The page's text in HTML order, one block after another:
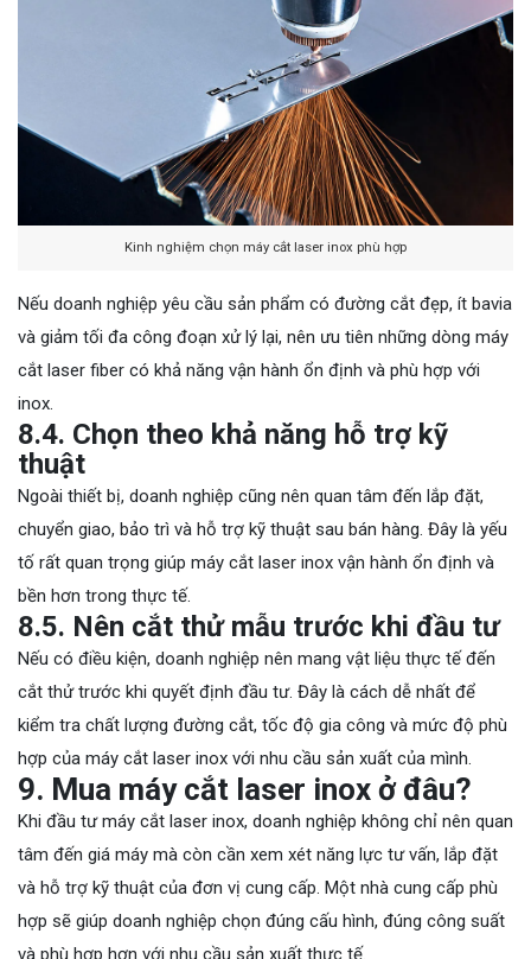
Kinh nghiệm chọn máy cắt laser inox phù hợp
Nếu doanh nghiệp yêu cầu sản phẩm có đường cắt đẹp, ít bavia
và giảm tối đa công đoạn xử lý lại, nên ưu tiên những dòng máy
cắt laser fiber có khả năng vận hành ổn định và phù hợp với
inox.
8.4. Chọn theo khả năng hỗ trợ kỹ
thuật
Ngoài thiết bị, doanh nghiệp cũng nên quan tâm đến lắp đặt,
chuyển giao, bảo trì và hỗ trợ kỹ thuật sau bán hàng. Đây là yếu
tố rất quan trọng giúp máy cắt laser inox vận hành ổn định và
bền hơn trong thực tế.
8.5. Nên cắt thử mẫu trước khi đầu tư
Nếu có điều kiện, doanh nghiệp nên mang vật liệu thực tế đến
cắt thử trước khi quyết định đầu tư. Đây là cách dễ nhất để
kiểm tra chất lượng đường cắt, tốc độ gia công và mức độ phù
hợp của máy cắt laser inox với nhu cầu sản xuất của mình.
9. Mua máy cắt laser inox ở đâu?
Khi đầu tư máy cắt laser inox, doanh nghiệp không chỉ nên quan
tâm đến giá máy mà còn cần xem xét năng lực tư vấn, lắp đặt
và hỗ trợ kỹ thuật của đơn vị cung cấp. Một nhà cung cấp phù
hợp sẽ giúp doanh nghiệp chọn đúng cấu hình, đúng công suất
và phù hợp hơn với nhu cầu sản xuất thực tế.